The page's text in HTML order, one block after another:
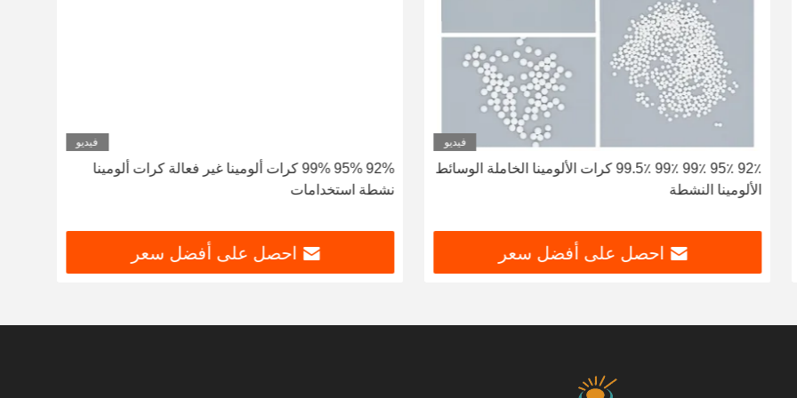
فيديو
92٪ 95٪ 99٪ 99٪ 99.5٪ كرات الألومينا الخاملة الوسائط
الألومينا النشطة
احصل على أفضل سعر
فيديو
92% 95% 99% كرات ألومينا غير فعالة كرات ألومينا
نشطة استخدامات
احصل على أفضل سعر